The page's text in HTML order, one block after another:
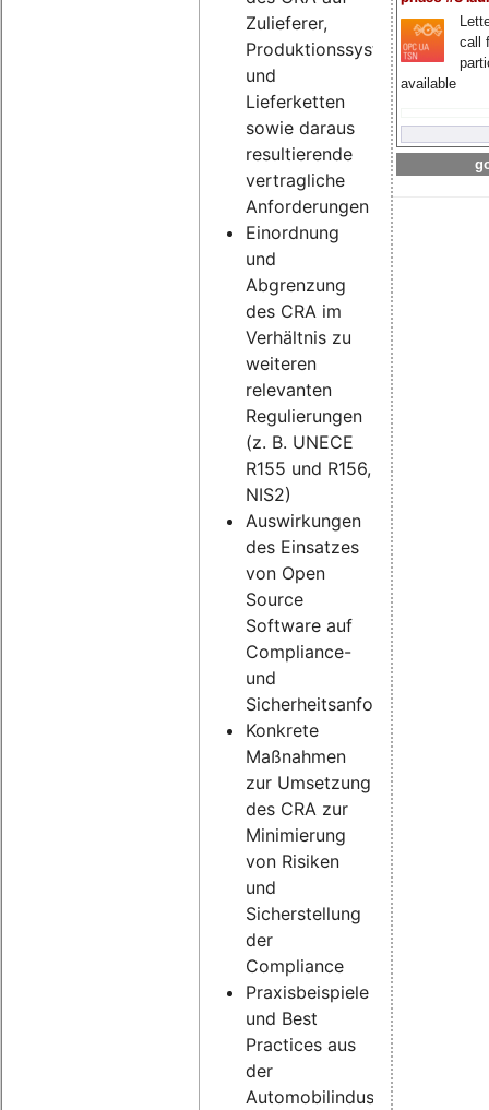
call
available
Zulieferer,
Produktionssysteme
und
Lieferketten
sowie daraus
resultierende
vertragliche
Anforderungen
Einordnung
und
Abgrenzung
des CRA im
Verhältnis zu
weiteren
relevanten
Regulierungen
(z. B. UNECE
R155 und R156,
NIS2)
Auswirkungen
des Einsatzes
von Open
Source
Software auf
Compliance-
und
Sicherheitsanforderungen
Konkrete
Maßnahmen
zur Umsetzung
des CRA zur
Minimierung
von Risiken
und
Sicherstellung
der
Compliance
Praxisbeispiele
und Best
Practices aus
der
Automobilindustrie